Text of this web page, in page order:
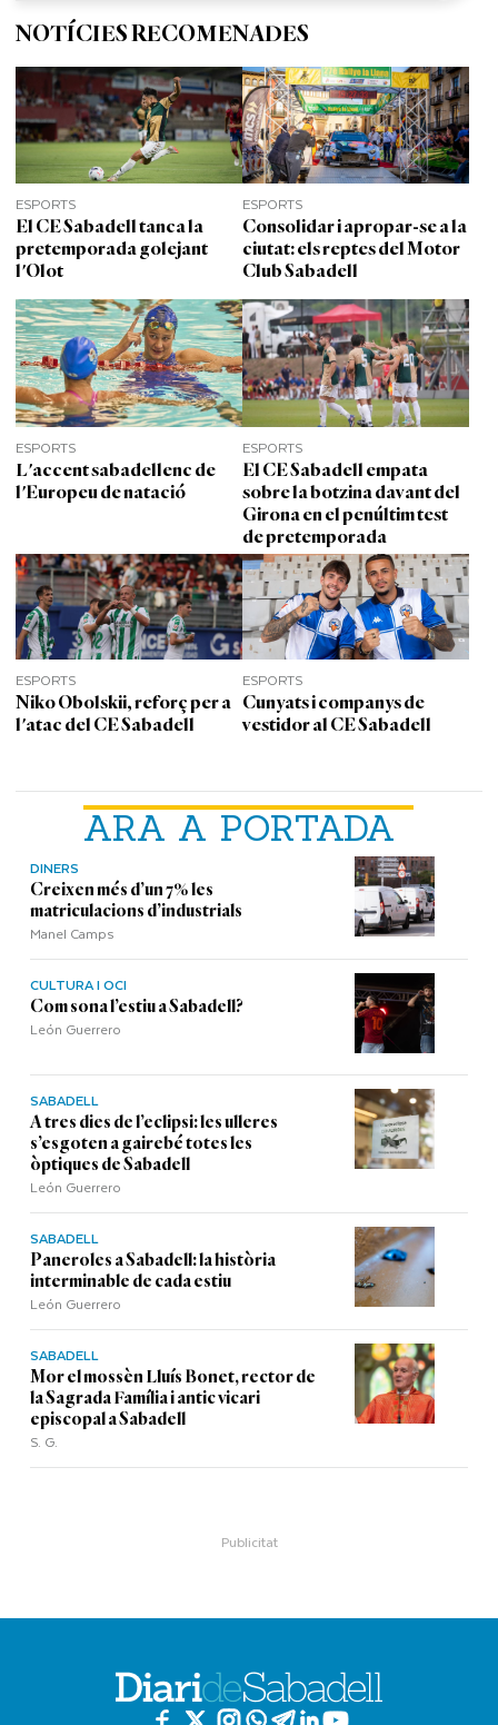
ARA A PORTADA
DINERS
Creixen més d’un 7% les
matriculacions d’industrials
Manel Camps
CULTURA I OCI
Com sona l’estiu a Sabadell?
León Guerrero
SABADELL
A tres dies de l’eclipsi: les ulleres
s’esgoten a gairebé totes les
òptiques de Sabadell
León Guerrero
SABADELL
Paneroles a Sabadell: la història
interminable de cada estiu
León Guerrero
SABADELL
Mor el mossèn Lluís Bonet, rector de
la Sagrada Família i antic vicari
episcopal a Sabadell
S. G.
NOTÍCIES RECOMENADES
ESPORTS
El CE Sabadell tanca la
pretemporada golejant
l'Olot
ESPORTS
Consolidar i apropar-se a la
ciutat: els reptes del Motor
Club Sabadell
ESPORTS
L'accent sabadellenc de
l'Europeu de natació
ESPORTS
El CE Sabadell empata
sobre la botzina davant del
Girona en el penúltim test
de pretemporada
ESPORTS
Niko Obolskii, reforç per a
l'atac del CE Sabadell
ESPORTS
Cunyats i companys de
vestidor al CE Sabadell